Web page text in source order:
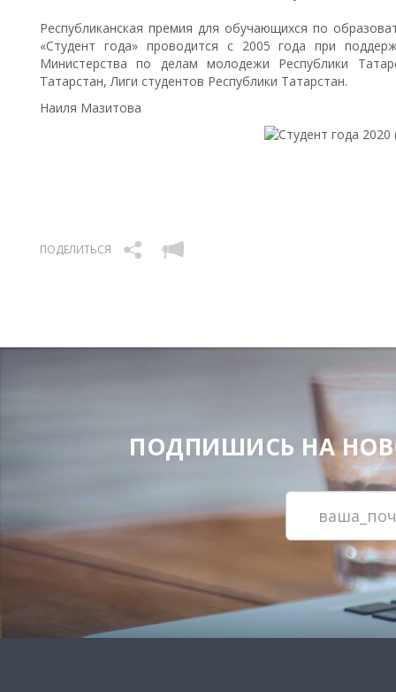
Республиканская премия для обучающихся по
«Студент года» проводится с 2005 года при
Министерства по делам молодежи Республики
Татарстан, Лиги студентов Республики Татарстан.
Наиля Мазитова
ПОДЕЛИТЬСЯ
ПОДПИШИСЬ НА